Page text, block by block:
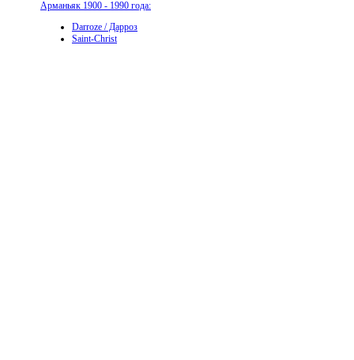
Арманьяк 1900 - 1990 года:
Darroze / Дарроз
Saint-Christ